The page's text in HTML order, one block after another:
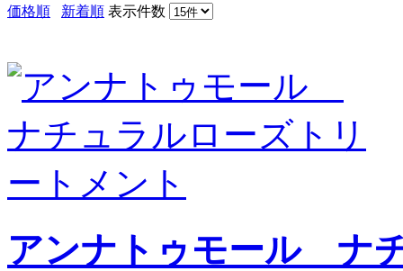
価格順 新着順 表示件数
アンナトゥモール ナ